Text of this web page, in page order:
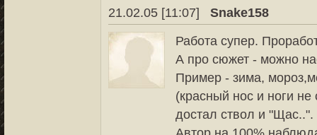
21.02.05 [11:07]
Snake158
Работа супер.
А про сюжет - можно
Пример - зима,
(красный нос и ноги
достал ствол и "Щас..".